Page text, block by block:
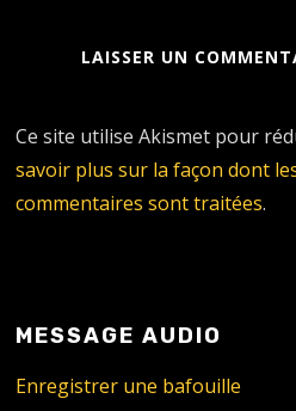
Ce site utilise Akismet pour
savoir plus sur la façon dont
commentaires sont traitées.
MESSAGE AUDIO
Enregistrer une bafouille